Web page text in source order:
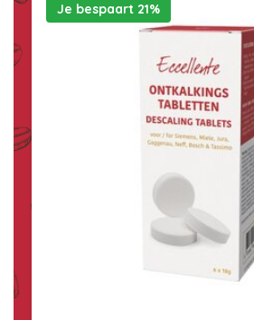
Je bespaart 21%